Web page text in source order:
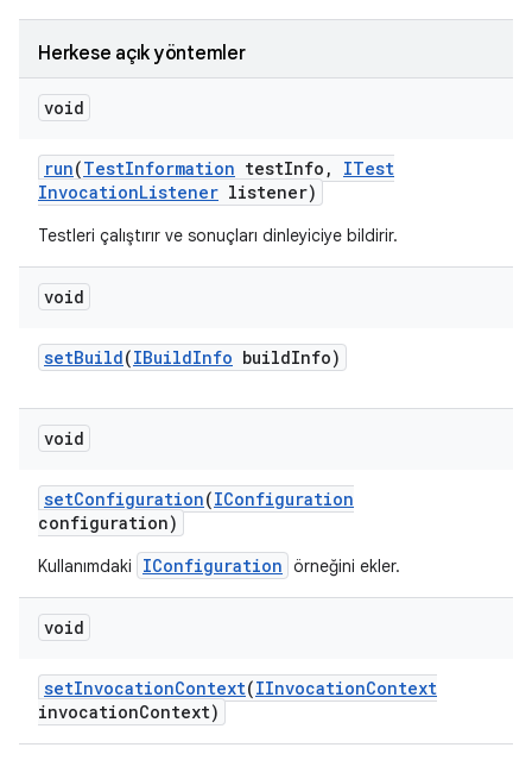
Herkese açık yöntemler
void
run(TestInformation testInfo ,
ITest
InvocationListener listener)
Testleri çalıştırır ve sonuçları dinleyiciye bildirir.
void
setBuild(IBuildInfo buildInfo)
void
setConfiguration(IConfiguration
configuration)
Kullanımdaki IConfiguration örneğini ekler.
void
setInvocationContext(IInvocationContext
invocationContext)